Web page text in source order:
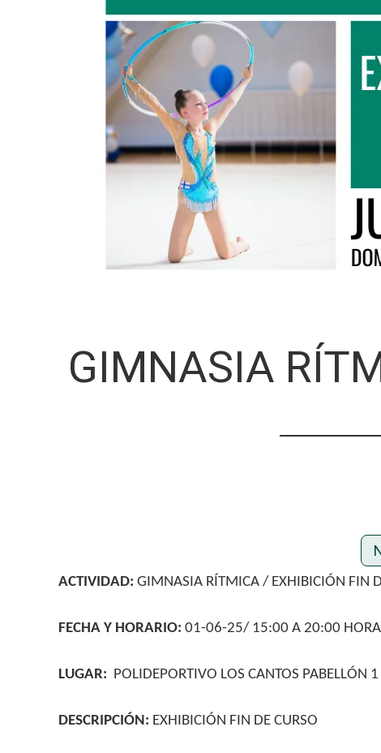
GIMNASIA
ACTIVIDAD: GIMNASIA RÍTMICA / EXHIBICIÓN FIN
FECHA Y HORARIO: 01-06-25/ 15:00 A 20:00
LUGAR: POLIDEPORTIVO LOS CANTOS PABELLÓN 1
DESCRIPCIÓN: EXHIBICIÓN FIN DE CURSO